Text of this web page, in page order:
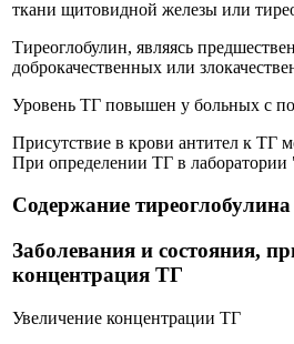
ткани щитовидной железы или
Тиреоглобулин, являясь
доброкачественных или
Уровень ТГ повышен у больных с
Присутствие в крови антител к ТГ
При определении ТГ в лаборатории
Содержание
Заболевания и состояния,
концентрация ТГ
Увеличение концентрации ТГ